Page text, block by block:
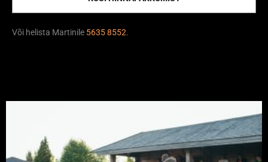
Või helista Martinile 5635 8552.